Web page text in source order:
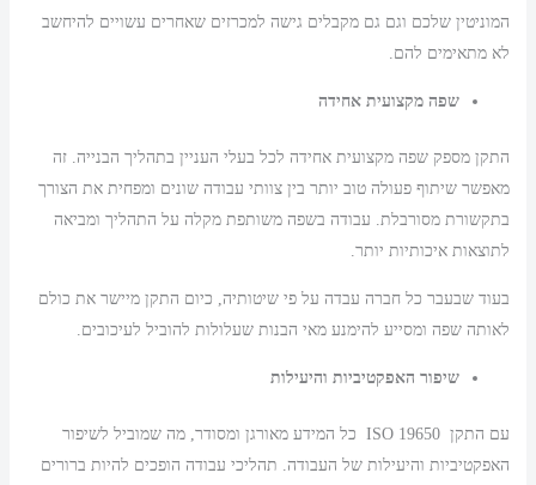
המוניטין שלכם וגם גם מקבלים גישה למכרזים שאחרים עשויים להיחשב
לא מתאימים להם.
שפה מקצועית אחידה
התקן מספק שפה מקצועית אחידה לכל בעלי העניין בתהליך הבנייה. זה
מאפשר שיתוף פעולה טוב יותר בין צוותי עבודה שונים ומפחית את הצורך
בתקשורת מסורבלת. עבודה בשפה משותפת מקלה על התהליך ומביאה
לתוצאות איכותיות יותר.
בעוד שבעבר כל חברה עבדה על פי שיטותיה, כיום התקן מיישר את כולם
לאותה שפה ומסייע להימנע מאי הבנות שעלולות להוביל לעיכובים.
שיפור האפקטיביות והיעילות
עם התקן ISO 19650 כל המידע מאורגן ומסודר, מה שמוביל לשיפור
האפקטיביות והיעילות של העבודה. תהליכי עבודה הופכים להיות ברורים